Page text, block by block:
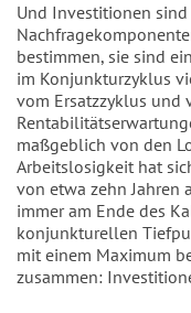
Und Investitionen
bestimmen, sie sind
im Konjunkturzyklus
vom Ersatzzyklus und
maßgeblich von den
Arbeitslosigkeit hat
von etwa zehn
immer am Ende des
konjunkturellen
mit einem Maximum
zusammen: